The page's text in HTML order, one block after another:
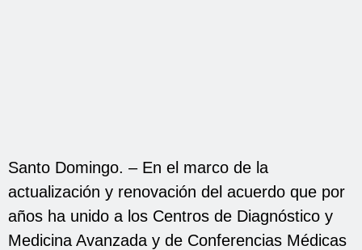
Santo Domingo. – En el marco de la
actualización y renovación del acuerdo que por
años ha unido a los Centros de Diagnóstico y
Medicina Avanzada y de Conferencias Médicas